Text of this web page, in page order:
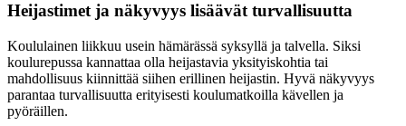
Heijastimet ja näkyvyys lisäävät turvallisuutta
Koululainen liikkuu usein hämärässä syksyllä ja talvella. Siksi
koulurepussa kannattaa olla heijastavia yksityiskohtia tai
mahdollisuus kiinnittää siihen erillinen heijastin. Hyvä näkyvyys
parantaa turvallisuutta erityisesti koulumatkoilla kävellen ja
pyöräillen.